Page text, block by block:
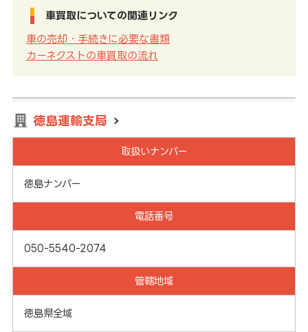
車買取についての関連リンク
車の売却・手続きに必要な書類
カーネクストの車買取の流れ
徳島運輸支局
取扱いナンバー
徳島ナンバー
電話番号
050-5540-2074
管轄地域
徳島県全域